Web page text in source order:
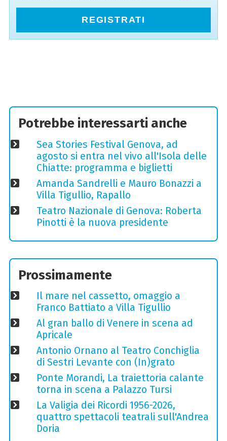
REGISTRATI
Potrebbe interessarti anche
Sea Stories Festival Genova, ad
agosto si entra nel vivo all'Isola delle
Chiatte: programma e biglietti
Amanda Sandrelli e Mauro Bonazzi a
Villa Tigullio, Rapallo
Teatro Nazionale di Genova: Roberta
Pinotti è la nuova presidente
Prossimamente
Il mare nel cassetto, omaggio a
Franco Battiato a Villa Tigullio
Al gran ballo di Venere in scena ad
Apricale
Antonio Ornano al Teatro Conchiglia
di Sestri Levante con (In)grato
Ponte Morandi, La traiettoria calante
torna in scena a Palazzo Tursi
La Valigia dei Ricordi 1956-2026,
quattro spettacoli teatrali sull'Andrea
Doria